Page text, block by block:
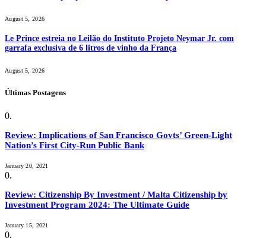
August 5, 2026
Le Prince estreia no Leilão do Instituto Projeto Neymar Jr. com
garrafa exclusiva de 6 litros de vinho da França
August 5, 2026
Últimas Postagens
Review: Implications of San Francisco Govts’ Green-Light
Nation’s First City-Run Public Bank
January 20, 2021
Review: Citizenship By Investment / Malta Citizenship by
Investment Program 2024: The Ultimate Guide
January 15, 2021